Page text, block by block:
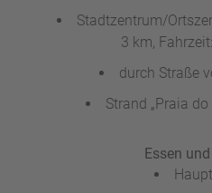
Stadtzentrum/
3 km,
durch Straße
Strand „Praia
Essen